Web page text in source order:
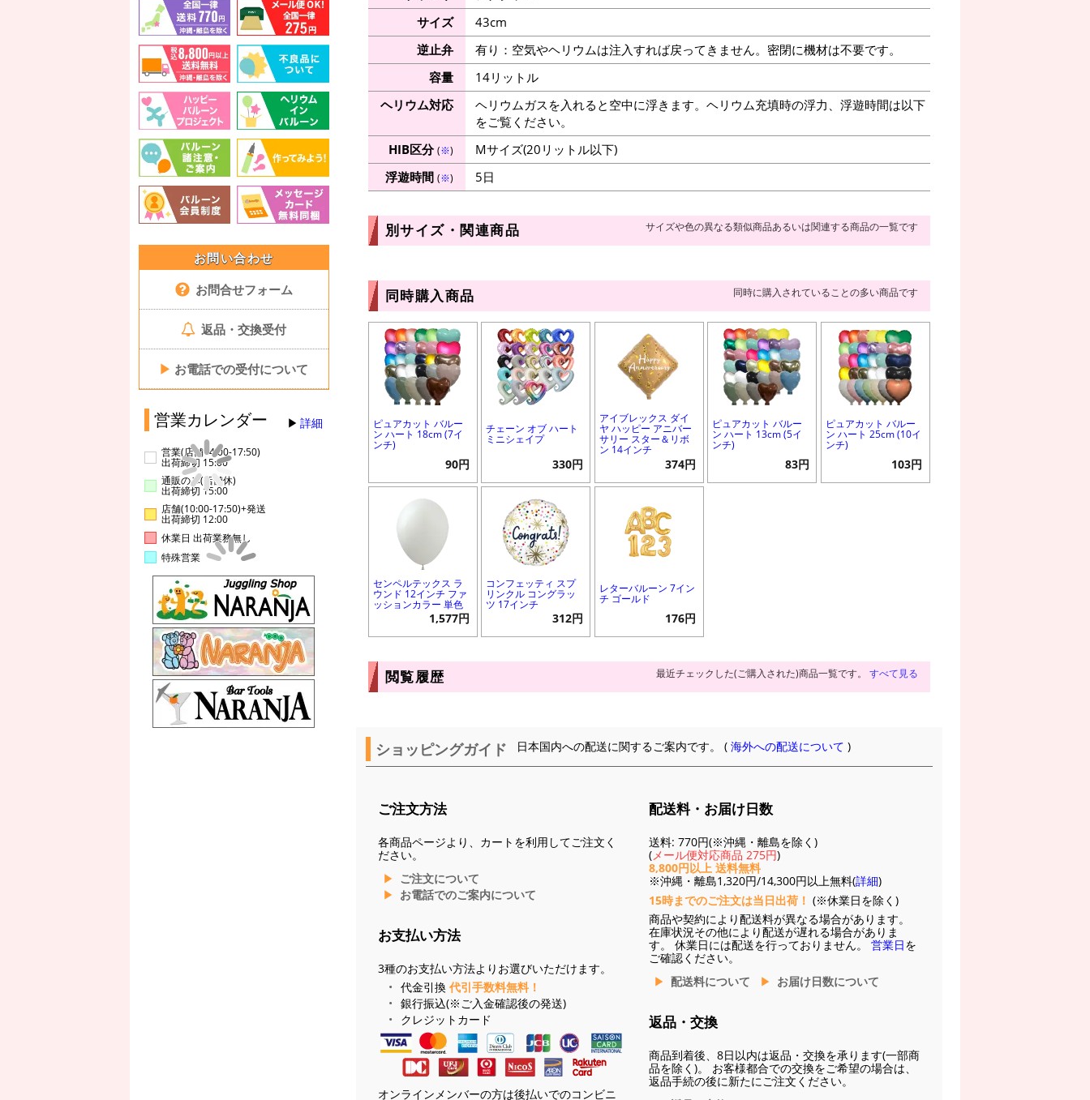
お問い合わせ
お問合せフォーム
返品・交換受付
▶ お電話での受付について
営業カレンダー 詳細
営業(店舗14:00-17:50)
出荷締切 15:00
通販のみ(店舗休)
出荷締切 15:00
店舗(10:00-17:50)+発送
出荷締切 12:00
休業日 出荷業務無し
特殊営業
サイズ
43cm
逆止弁
有り：空気やヘリウムは注入すれば戻ってきません。密閉に機材は不要です。
容量
14リットル
ヘリウム対応
ヘリウムガスを入れると空中に浮きます。ヘリウム充填時の浮力、浮遊時間は以下
をご覧ください。
HIB区分(※)
Mサイズ(20リットル以下)
浮遊時間 (※) 5日
別サイズ・関連商品 サイズや色の異なる類似商品あるいは関連する商品の一覧です
同時購入商品 同時に購入されていることの多い商品です
ピュアカット バルー
ン ハート 18cm (7イ
ンチ)
90円
チェーン オブ ハート
ミニシェイプ
330円
アイブレックス ダイ
ヤ ハッピー アニバー
サリー スター＆リボ
ン 14インチ
374円
ピュアカット バルー
ン ハート 13cm (5イ
ンチ)
83円
ピュアカット バルー
ン ハート 25cm (10イ
ンチ)
103円
センペルテックス ラ
ウンド 12インチ ファ
ッションカラー 単色
1,577円
コンフェッティ スプ
リンクル コングラッ
ツ 17インチ
312円
レターバルーン 7イン
チ ゴールド
176円
閲覧履歴 最近チェックした(ご購入された)商品一覧です。 すべて見る
ショッピングガイド 日本国内への配送に関するご案内です。 (海外への配送について )
ご注文方法
各商品ページより、カートを利用してご注文く
ださい。
ご注文について
お電話でのご案内について
お支払い方法
3種のお支払い方法よりお選びいただけます。
代金引換 代引手数料無料！
銀行振込(※ご入金確認後の発送)
クレジットカード
オンラインメンバーの方は後払いでのコンビニ
配送料・お届け日数
送料: 770円(※沖縄・離島を除く)
(メール便対応商品 275円)
8,800円以上 送料無料
※沖縄・離島1,320円/14,300円以上無料(詳細)
15時までのご注文は当日出荷！ (※休業日を除く)
商品や契約により配送料が異なる場合があります。
在庫状況その他により配送が遅れる場合がありま
す。 休業日には配送を行っておりません。 営業日を
ご確認ください。
配送料について
お届け日数について
返品・交換
商品到着後、8日以内は返品・交換を承ります(一部商
品を除く)。 お客様都合での交換をご希望の場合は、
返品手続の後に新たにご注文ください。